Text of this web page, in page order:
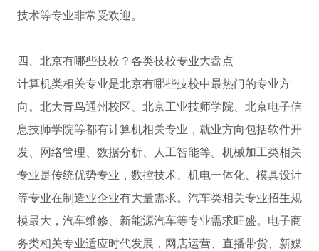
技术等专业非常受欢迎。
四、北京有哪些技校？各类技校专业大盘点
计算机类相关专业是北京有哪些技校中最热门的专业方
向。北大青鸟通州校区、北京工业技师学院、北京电子信
息技师学院等都有计算机相关专业，就业方向包括软件开
发、网络管理、数据分析、人工智能等。机械加工类相关
专业是传统优势专业，数控技术、机电一体化、模具设计
等专业在制造业企业有大量需求。汽车类相关专业招生规
模最大，汽车维修、新能源汽车等专业需求旺盛。电子商
务类相关专业适应时代发展，网店运营、直播带货、新媒